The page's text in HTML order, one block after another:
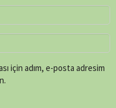
için adım, e-posta adresim